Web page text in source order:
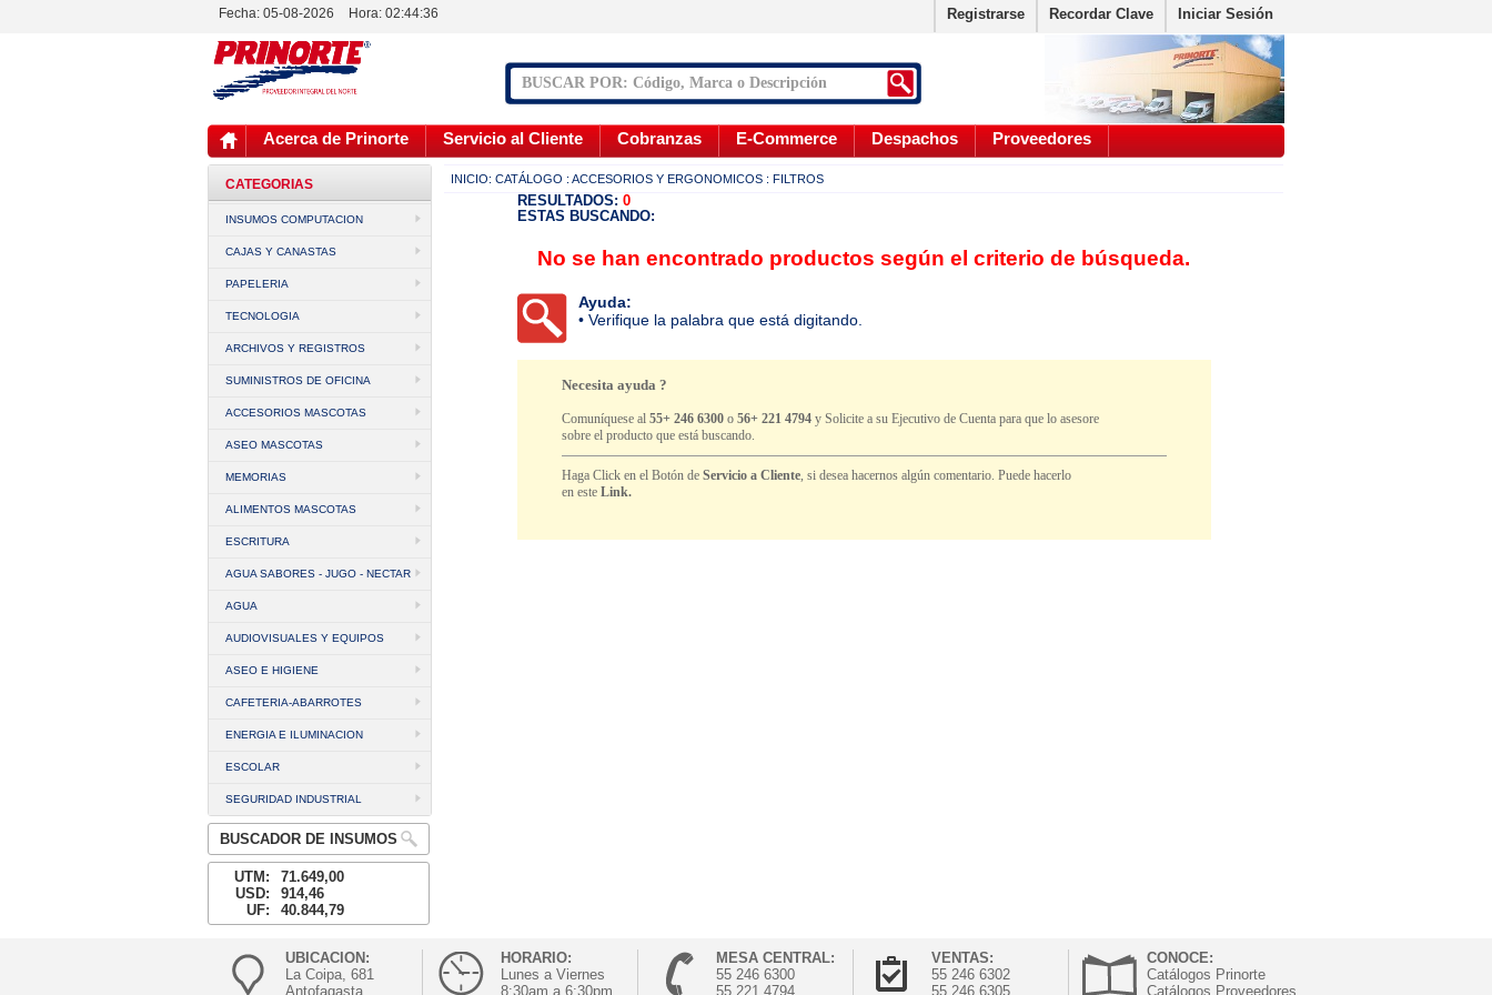
Fecha: 05-08-2026 Hora: 02:44:36 Registrarse Recordar Clave Iniciar Sesión
Acerca de Prinorte Servicio al Cliente Cobranzas E-Commerce Despachos Proveedores
CATEGORIAS
INSUMOS COMPUTACION
CAJAS Y CANASTAS
PAPELERIA
TECNOLOGIA
ARCHIVOS Y REGISTROS
SUMINISTROS DE OFICINA
ACCESORIOS MASCOTAS
ASEO MASCOTAS
MEMORIAS
ALIMENTOS MASCOTAS
ESCRITURA
AGUA SABORES - JUGO - NECTAR
AGUA
AUDIOVISUALES Y EQUIPOS
ASEO E HIGIENE
CAFETERIA-ABARROTES
ENERGIA E ILUMINACION
ESCOLAR
SEGURIDAD INDUSTRIAL
BUSCADOR DE INSUMOS
UTM:
71.649,00
USD:
914,46
UF:
40.844,79
INICIO: CATÁLOGO : ACCESORIOS Y ERGONOMICOS : FILTROS
RESULTADOS: 0
ESTAS BUSCANDO:
No se han encontrado productos según el criterio de búsqueda.
Ayuda:
• Verifique la palabra que está digitando.
Necesita ayuda ?
Comuníquese al55+ 246 6300 o56+ 221 4794 y Solicite a su Ejecutivo de Cuenta para que lo asesore
sobre el producto que está buscando.
Haga Click en el Botón deServicio a Cliente, si desea hacernos algún comentario. Puede hacerlo
en esteLink.
UBICACION:
La Coipa, 681
Antofagasta
HORARIO:
Lunes a Viernes
8:30am a 6:30pm
MESA CENTRAL:
55 246 6300
55 221 4794
VENTAS:
55 246 6302
55 246 6305
CONOCE:
Catálogos Prinorte
Catálogos Proveedores